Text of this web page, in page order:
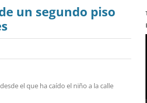
un segundo piso
el que ha caído el niño a la calle